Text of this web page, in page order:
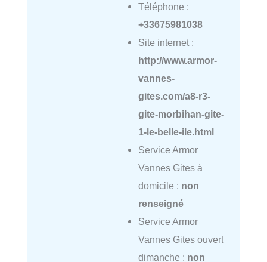
Téléphone :
+33675981038
Site internet :
http://www.armor-
vannes-
gites.com/a8-r3-
gite-morbihan-gite-
1-le-belle-ile.html
Service Armor
Vannes Gites à
domicile : non
renseigné
Service Armor
Vannes Gites ouvert
dimanche : non